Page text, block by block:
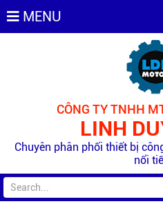
MENU
CÔNG TY TNHH
LINH
Chuyên phân phối thiết bị
nổi